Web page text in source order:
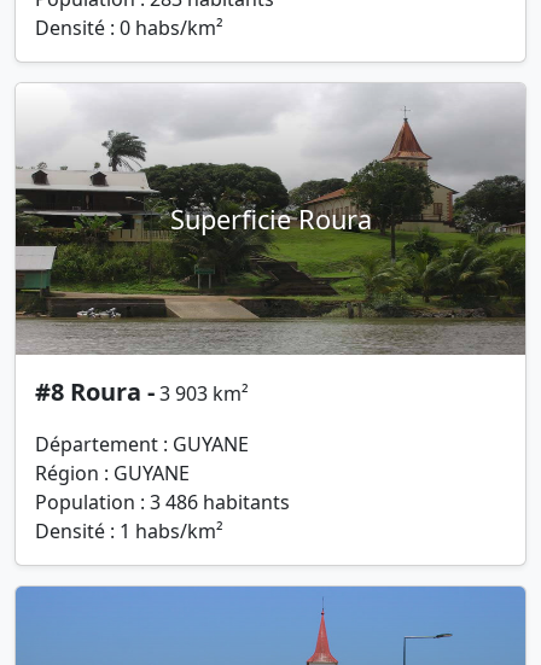
Densité : 0 habs/km²
Superficie Roura
#8 Roura -3 903 km²
Département : GUYANE
Région : GUYANE
Population : 3 486 habitants
Densité : 1 habs/km²